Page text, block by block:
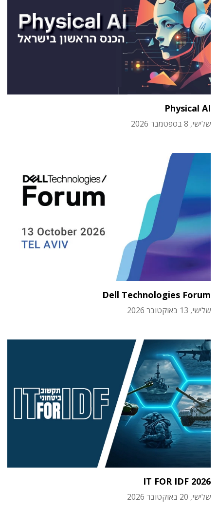
Physical AI
שלישי, 8 בספטמבר 2026
Dell Technologies Forum
שלישי, 13 באוקטובר 2026
IT FOR IDF 2026
שלישי, 20 באוקטובר 2026